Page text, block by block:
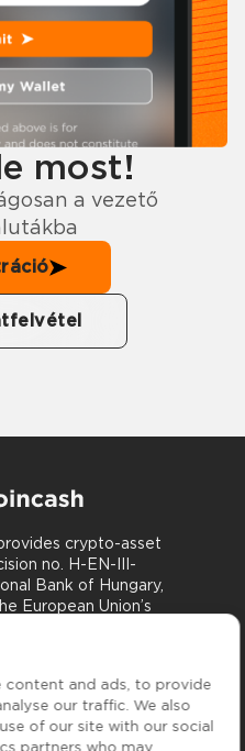
most!
a vezető
crypto-asset
no. H-EN-III-
Bank of Hungary,
European Union’s
Cég
content and ads, to provide
our traffic. We also
of our site with our social
partners who may